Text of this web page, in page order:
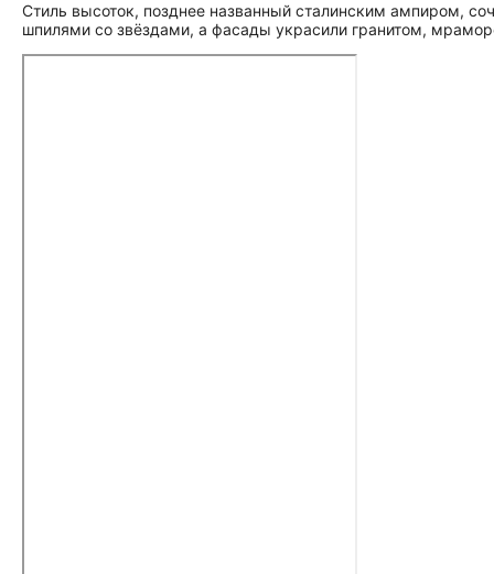
Стиль высоток, позднее названный сталинским ампиром,
шпилями со звёздами, а фасады украсили гранитом,